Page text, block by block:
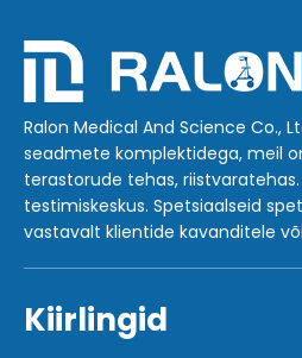
Ralon Medical And Science Co.,
seadmete komplektidega, meil
terastorude tehas,
testimiskeskus. Spetsiaalseid
vastavalt klientide kavanditele
Kiirlingid